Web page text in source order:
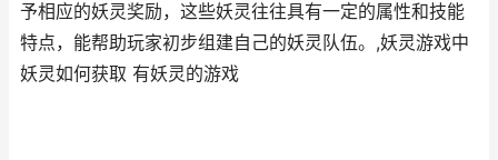
予相应的妖灵奖励，这些妖灵往往具有一定的属性和技能
特点，能帮助玩家初步组建自己的妖灵队伍。,妖灵游戏中
妖灵如何获取 有妖灵的游戏